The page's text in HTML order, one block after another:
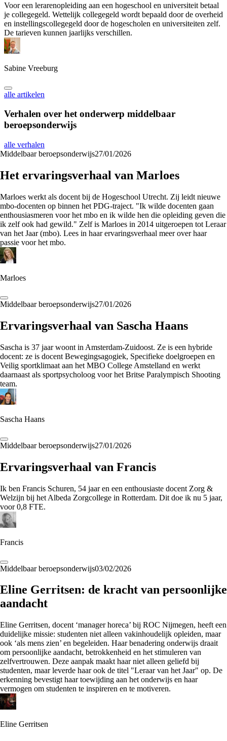
Voor een lerarenopleiding aan een hogeschool en universiteit betaal
je collegegeld. Wettelijk collegegeld wordt bepaald door de overheid
en instellingscollegegeld door de hogescholen en universiteiten zelf.
De tarieven kunnen jaarlijks verschillen.
Sabine Vreeburg
alle artikelen
Verhalen over het onderwerp middelbaar
beroepsonderwijs
alle verhalen
Middelbaar beroepsonderwijs27/01/2026
Het ervaringsverhaal van Marloes
Marloes werkt als docent bij de Hogeschool Utrecht. Zij leidt nieuwe
mbo-docenten op binnen het PDG-traject. "Ik wilde docenten gaan
enthousiasmeren voor het mbo en ik wilde hen die opleiding geven die
ik zelf ook had gewild." Zelf is Marloes in 2014 uitgeroepen tot Leraar
van het Jaar (mbo). Lees in haar ervaringsverhaal meer over haar
passie voor het mbo.
Marloes
Middelbaar beroepsonderwijs27/01/2026
Ervaringsverhaal van Sascha Haans
Sascha is 37 jaar woont in Amsterdam-Zuidoost. Ze is een hybride
docent: ze is docent Bewegingsagogiek, Specifieke doelgroepen en
Veilig sportklimaat aan het MBO College Amstelland en werkt
daarnaast als sportpsycholoog voor het Britse Paralympisch Shooting
team.
Sascha Haans
Middelbaar beroepsonderwijs27/01/2026
Ervaringsverhaal van Francis
Ik ben Francis Schuren, 54 jaar en een enthousiaste docent Zorg &
Welzijn bij het Albeda Zorgcollege in Rotterdam. Dit doe ik nu 5 jaar,
voor 0,8 FTE.
Francis
Middelbaar beroepsonderwijs03/02/2026
Eline Gerritsen: de kracht van persoonlijke
aandacht
Eline Gerritsen, docent ‘manager horeca’ bij ROC Nijmegen, heeft een
duidelijke missie: studenten niet alleen vakinhoudelijk opleiden, maar
ook ‘als mens zien’ en begeleiden. Haar benadering onderwijs draait
om persoonlijke aandacht, betrokkenheid en het stimuleren van
zelfvertrouwen. Deze aanpak maakt haar niet alleen geliefd bij
studenten, maar leverde haar ook de titel "Leraar van het Jaar" op. De
erkenning bevestigt haar toewijding aan het onderwijs en haar
vermogen om studenten te inspireren en te motiveren.
Eline Gerritsen